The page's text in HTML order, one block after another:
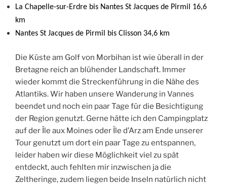
La Chapelle-sur-Erdre bis Nantes St Jacques de Pirmil 16,6
km
Nantes St Jacques de Pirmil bis Clisson 34,6 km
Die Küste am Golf von Morbihan ist wie überall in der
Bretagne reich an blühender Landschaft. Immer
wieder kommt die Streckenführung in die Nähe des
Atlantiks. Wir haben unsere Wanderung in Vannes
beendet und noch ein paar Tage für die Besichtigung
der Region genutzt. Gerne hätte ich den Campingplatz
auf der Île aux Moines oder Île d’Arz am Ende unserer
Tour genutzt um dort ein paar Tage zu entspannen,
leider haben wir diese Möglichkeit viel zu spät
entdeckt, auch fehlten mir inzwischen ja die
Zeltheringe, zudem liegen beide Inseln natürlich nicht